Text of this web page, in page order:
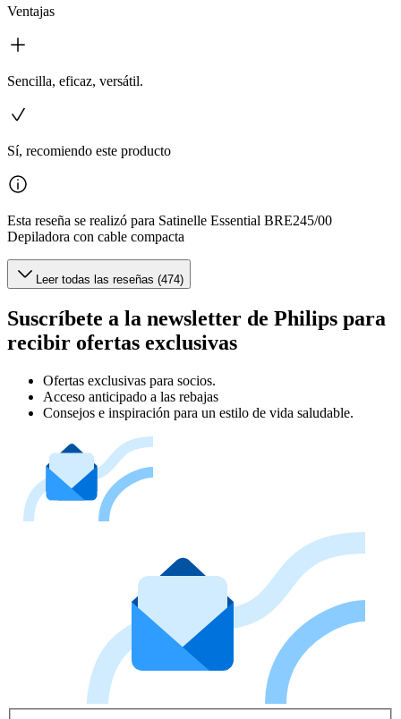
Ventajas
Sencilla, eficaz, versátil.
Sí, recomiendo este producto
Esta reseña se realizó para Satinelle Essential BRE245/00
Depiladora con cable compacta
Leer todas las reseñas (474)
Suscríbete a la newsletter de Philips para
recibir ofertas exclusivas
Ofertas exclusivas para socios.
Acceso anticipado a las rebajas
Consejos e inspiración para un estilo de vida saludable.